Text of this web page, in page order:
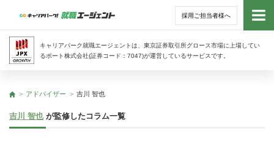
採用ご担当者様へ
キャリアパーク就職エージェントは、東京証券取引所グロース市場に上場してい
るポート株式会社(証券コード：7047)が運営しているサービスです。
トッ
トップ
アドバイザー 吉川 智也
吉川 智也が監修したコラム一覧